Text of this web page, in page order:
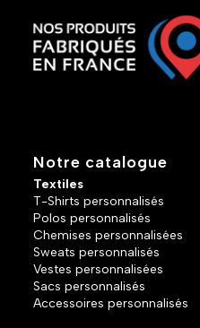
Notre catalogue
Textiles
T-Shirts personnalisés
Polos personnalisés
Chemises personnalisées
Sweats personnalisés
Vestes personnalisées
Sacs personnalisés
Accessoires personnalisés